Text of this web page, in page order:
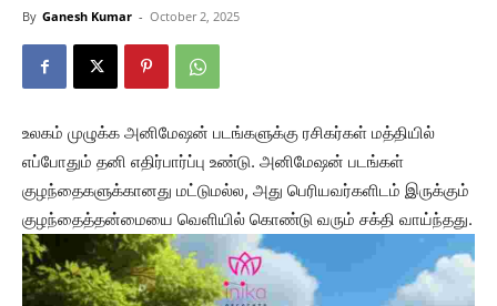
By Ganesh Kumar - October 2, 2025
உலகம் முழுக்க அனிமேஷன் படங்களுக்கு ரசிகர்கள் மத்தியில்
எப்போதும் தனி எதிர்பார்ப்பு உண்டு. அனிமேஷன் படங்கள்
குழந்தைகளுக்கானது மட்டுமல்ல, அது பெரியவர்களிடம் இருக்கும்
குழந்தைத்தன்மையை வெளியில் கொண்டு வரும் சக்தி வாய்ந்தது.